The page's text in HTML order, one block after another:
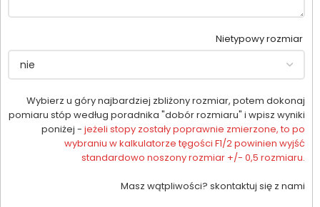
Nietypowy rozmiar
Wybierz u góry najbardziej zbliżony rozmiar, potem dokonaj
pomiaru stóp według poradnika "dobór rozmiaru" i wpisz wyniki
poniżej - jeżeli stopy zostały poprawnie zmierzone, to po
wybraniu w kalkulatorze tęgości F1/2 powinien wyjść
standardowo noszony rozmiar +/- 0,5 rozmiaru.
Masz wątpliwości? skontaktuj się z nami